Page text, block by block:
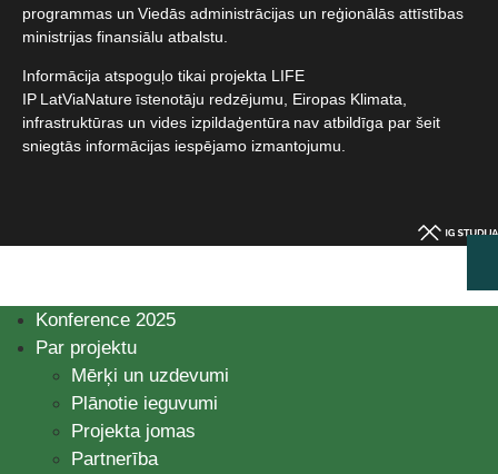
programmas un Viedās administrācijas un reģionālās attīstības
ministrijas finansiālu atbalstu.​
Informācija atspoguļo tikai projekta LIFE
IP LatViaNature īstenotāju redzējumu, Eiropas Klimata,
infrastruktūras un vides izpildaģentūra nav atbildīga par šeit
sniegtās informācijas iespējamo izmantojumu.​
Konference 2025
Par projektu
Mērķi un uzdevumi
Plānotie ieguvumi
Projekta jomas
Partnerība